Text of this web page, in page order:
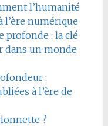
l’humanité
l’ère numérique
profonde : la clé
dans un monde
:
à l’ère de
?